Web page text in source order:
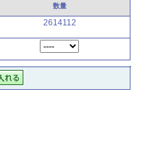
数量
2614112